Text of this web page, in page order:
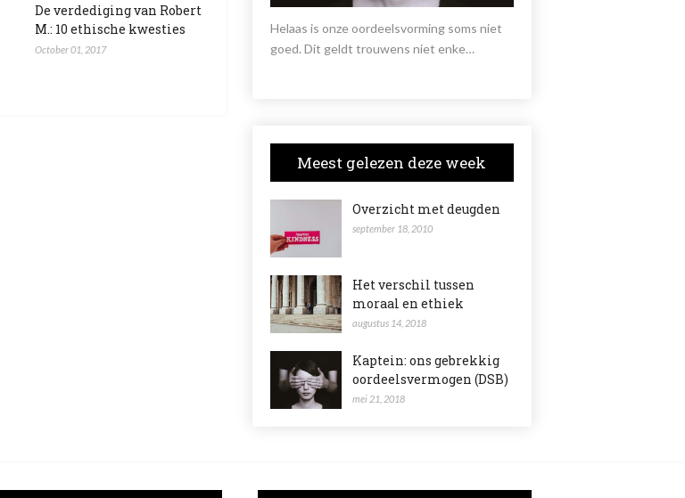
De verdediging van Robert
M.: 10 ethische kwesties
October 01, 2017
Helaas is onze oordeelsvorming soms niet
goed. Dit geldt trouwens niet enke…
Meest gelezen deze week
Overzicht met deugden
september 18, 2010
Het verschil tussen
moraal en ethiek
augustus 14, 2018
Kaptein: ons gebrekkig
oordeelsvermogen (DSB)
mei 21, 2018